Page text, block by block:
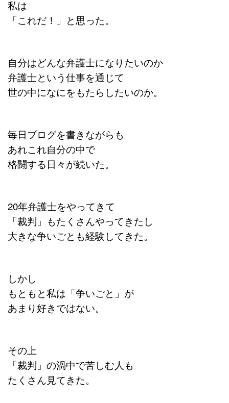
私は
「これだ！」と思った。
自分はどんな弁護士になりたいのか
弁護士という仕事を通じて
世の中になにをもたらしたいのか。
毎日ブログを書きながらも
あれこれ自分の中で
格闘する日々が続いた。
20年弁護士をやってきて
「裁判」もたくさんやってきたし
大きな争いごとも経験してきた。
しかし
もともと私は「争いごと」が
あまり好きではない。
その上
「裁判」の渦中で苦しむ人も
たくさん見てきた。